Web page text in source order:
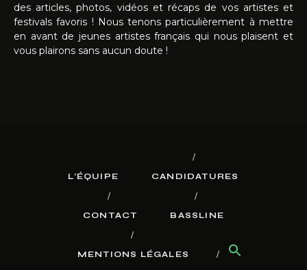
des articles, photos, vidéos et récaps de vos artistes et
festivals favoris ! Nous tenons particulièrement à mettre
en avant de jeunes artistes français qui nous plaisent et
vous plairons sans aucun doute !
L’ÉQUIPE CANDIDATURES
CONTACT BASSLINE
MENTIONS LÉGALES